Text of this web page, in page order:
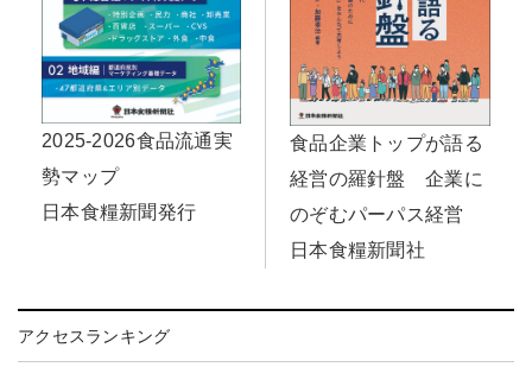
2025-2026食品流通実
勢マップ
日本食糧新聞発行
食品企業トップが語る
経営の羅針盤 企業に
のぞむパーパス経営
日本食糧新聞社
アクセスランキング